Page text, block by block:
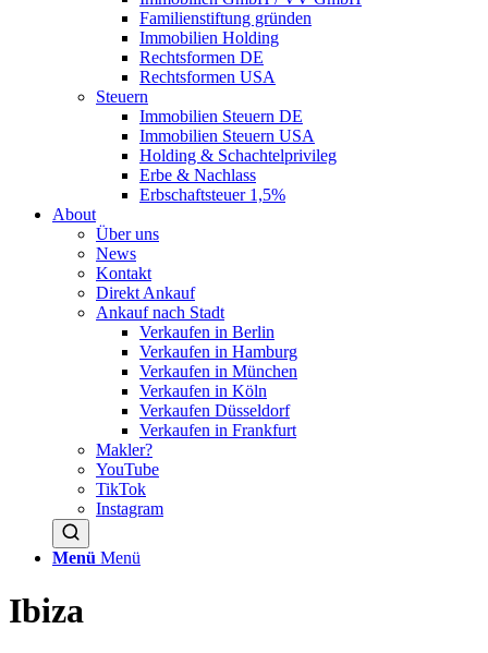
Familienstiftung gründen
Immobilien Holding
Rechtsformen DE
Rechtsformen USA
Steuern
Immobilien Steuern DE
Immobilien Steuern USA
Holding & Schachtelprivileg
Erbe & Nachlass
Erbschaftsteuer 1,5%
About
Über uns
News
Kontakt
Direkt Ankauf
Ankauf nach Stadt
Verkaufen in Berlin
Verkaufen in Hamburg
Verkaufen in München
Verkaufen in Köln
Verkaufen Düsseldorf
Verkaufen in Frankfurt
Makler?
YouTube
TikTok
Instagram
Menü Menü
Ibiza